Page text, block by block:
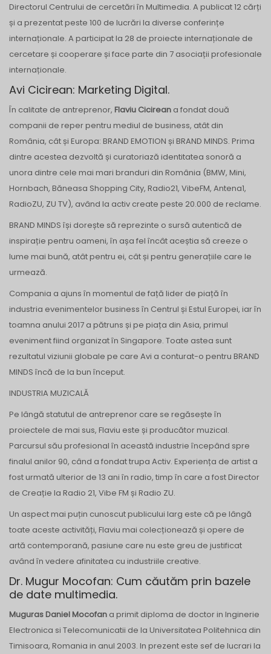
Directorul Centrului de cercetări în Multimedia. A publicat 12 cărți
și a prezentat peste 100 de lucrări la diverse conferințe
internaționale. A participat la 28 de proiecte internaționale de
cercetare și cooperare și face parte din 7 asociații profesionale
internaționale.
Avi Cicirean: Marketing Digital.
În calitate de antreprenor, Flaviu Cicirean a fondat două
companii de reper pentru mediul de business, atât din
România, cât și Europa: BRAND EMOTION și BRAND MINDS. Prima
dintre acestea dezvoltă și curatoriază identitatea sonoră a
unora dintre cele mai mari branduri din România (BMW, Mini,
Hornbach, Băneasa Shopping City, Radio21, VibeFM, Antena1,
RadioZU, ZU TV), având la activ create peste 20.000 de reclame.
BRAND MINDS își dorește să reprezinte o sursă autentică de
inspirație pentru oameni, în așa fel încât aceștia să creeze o
lume mai bună, atât pentru ei, cât și pentru generațiile care le
urmează.
Compania a ajuns în momentul de față lider de piață în
industria evenimentelor business în Centrul și Estul Europei, iar în
toamna anului 2017 a pătruns și pe piața din Asia, primul
eveniment fiind organizat în Singapore. Toate astea sunt
rezultatul viziunii globale pe care Avi a conturat-o pentru BRAND
MINDS încă de la bun început.
INDUSTRIA MUZICALĂ
Pe lângă statutul de antreprenor care se regăsește în
proiectele de mai sus, Flaviu este și producător muzical.
Parcursul său profesional în această industrie începând spre
finalul anilor 90, când a fondat trupa Activ. Experiența de artist a
fost urmată ulterior de 13 ani în radio, timp în care a fost Director
de Creație la Radio 21, Vibe FM și Radio ZU.
Un aspect mai puțin cunoscut publicului larg este că pe lângă
toate aceste activități, Flaviu mai colecționează și opere de
artă contemporană, pasiune care nu este greu de justificat
având în vedere afinitatea cu industriile creative.
Dr. Mugur Mocofan: Cum căutăm prin bazele
de date multimedia.
Muguras Daniel Mocofan a primit diploma de doctor in Inginerie
Electronica si Telecomunicatii de la Universitatea Politehnica din
Timisoara, Romania in anul 2003. In prezent este sef de lucrari la